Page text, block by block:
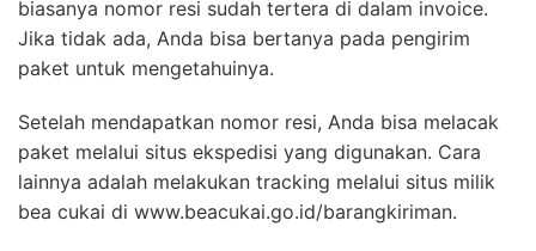
biasanya nomor resi sudah tertera di dalam invoice.
Jika tidak ada, Anda bisa bertanya pada pengirim
paket untuk mengetahuinya.
Setelah mendapatkan nomor resi, Anda bisa melacak
paket melalui situs ekspedisi yang digunakan. Cara
lainnya adalah melakukan tracking melalui situs milik
bea cukai di www.beacukai.go.id/barangkiriman.